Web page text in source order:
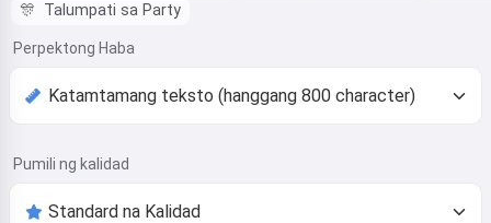
🎊 Talumpati sa Party
Perpektong Haba
Pumili ng kalidad